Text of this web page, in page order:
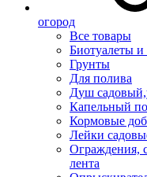
огород
Все товары
Биотуалеты и
Грунты
Для полива
Душ
Капельный
Кормовые
Лейки
Ограждения,
лента